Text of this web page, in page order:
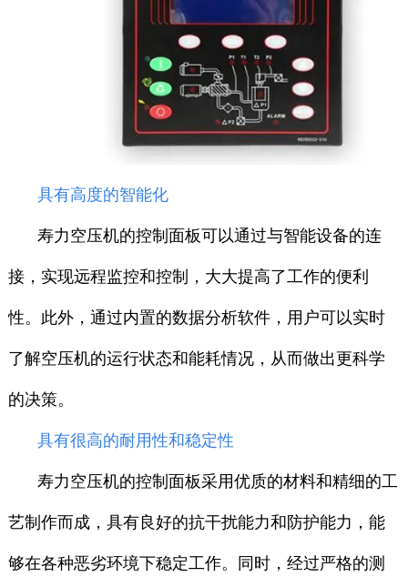
具有高度的智能化
寿力空压机的控制面板可以通过与智能设备的连
接，实现远程监控和控制，大大提高了工作的便利
性。此外，通过内置的数据分析软件，用户可以实时
了解空压机的运行状态和能耗情况，从而做出更科学
的决策。
具有很高的耐用性和稳定性
寿力空压机的控制面板采用优质的材料和精细的工
艺制作而成，具有良好的抗干扰能力和防护能力，能
够在各种恶劣环境下稳定工作。同时，经过严格的测